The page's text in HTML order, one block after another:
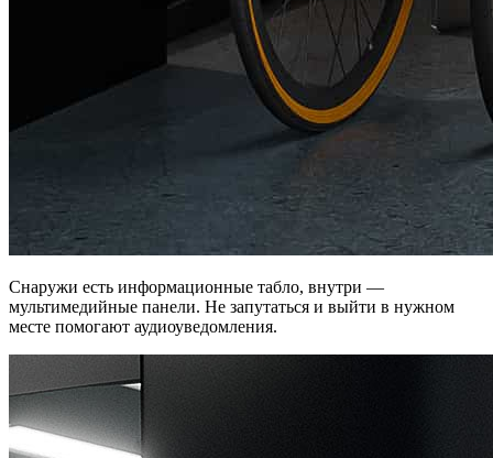
Снаружи есть информационные табло, внутри —
мультимедийные панели. Не запутаться и выйти в нужном
месте помогают аудиоуведомления.